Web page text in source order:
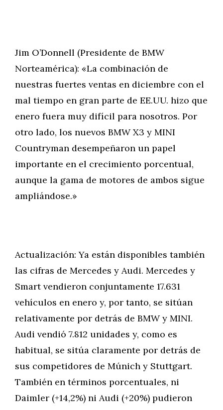
Jim O’Donnell (Presidente de BMW
Norteamérica): «La combinación de
nuestras fuertes ventas en diciembre con el
mal tiempo en gran parte de EE.UU. hizo que
enero fuera muy difícil para nosotros. Por
otro lado, los nuevos BMW X3 y MINI
Countryman desempeñaron un papel
importante en el crecimiento porcentual,
aunque la gama de motores de ambos sigue
ampliándose.»
Actualización: Ya están disponibles también
las cifras de Mercedes y Audi. Mercedes y
Smart vendieron conjuntamente 17.631
vehículos en enero y, por tanto, se sitúan
relativamente por detrás de BMW y MINI.
Audi vendió 7.812 unidades y, como es
habitual, se sitúa claramente por detrás de
sus competidores de Múnich y Stuttgart.
También en términos porcentuales, ni
Daimler (+14,2%) ni Audi (+20%) pudieron